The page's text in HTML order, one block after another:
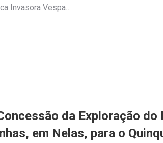
Invasora Vespa…
da Exploração do
em Nelas, para o